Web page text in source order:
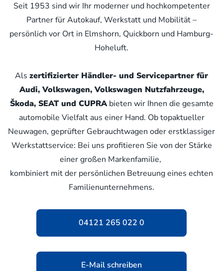
Seit 1953 sind wir Ihr moderner und hochkompetenter
Partner für Autokauf, Werkstatt und Mobilität –
persönlich vor Ort in Elmshorn, Quickborn und Hamburg-
Hoheluft.
Als zertifizierter Händler- und Servicepartner für
Audi, Volkswagen, Volkswagen Nutzfahrzeuge,
Škoda, SEAT und CUPRAbieten wir Ihnen die gesamte
automobile Vielfalt aus einer Hand. Ob topaktueller
Neuwagen, geprüfter Gebrauchtwagen oder erstklassiger
Werkstattservice: Bei uns profitieren Sie von der Stärke
einer großen Markenfamilie,
kombiniert mit der persönlichen Betreuung eines echten
Familienunternehmens.
04121 265 022 0
E-Mail schreiben